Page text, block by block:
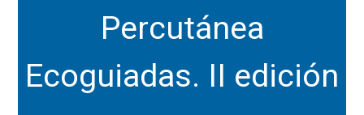
Percutánea
Ecoguiadas. II edición